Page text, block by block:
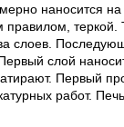
наносится
теркой.
слоев.
слой
Первый
работ.